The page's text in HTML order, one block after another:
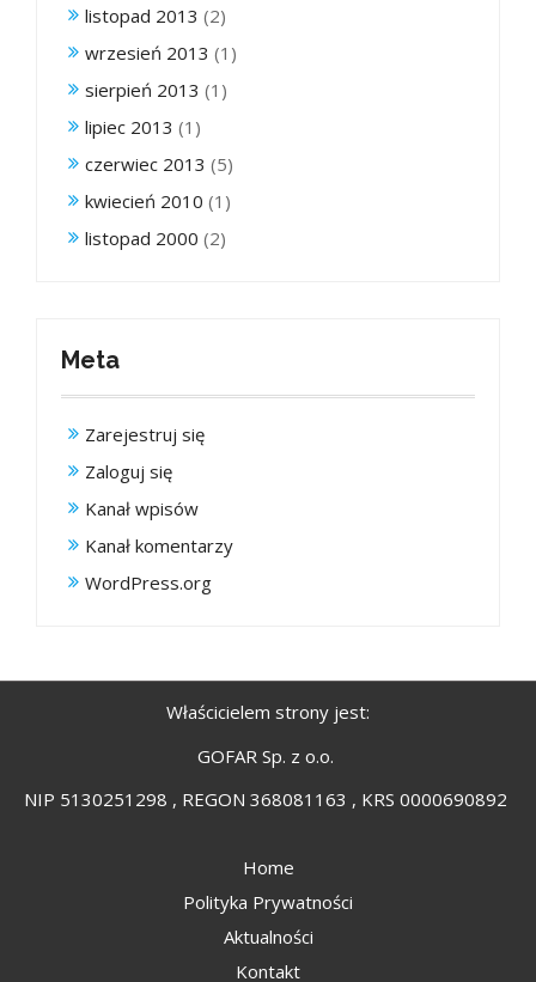
listopad 2013 (2)
wrzesień 2013 (1)
sierpień 2013 (1)
lipiec 2013 (1)
czerwiec 2013 (5)
kwiecień 2010 (1)
listopad 2000 (2)
Meta
Zarejestruj się
Zaloguj się
Kanał wpisów
Kanał komentarzy
WordPress.org
Właścicielem strony jest:
GOFAR Sp. z o.o.
NIP 5130251298 , REGON 368081163 , KRS 0000690892
Home
Polityka Prywatności
Aktualności
Kontakt